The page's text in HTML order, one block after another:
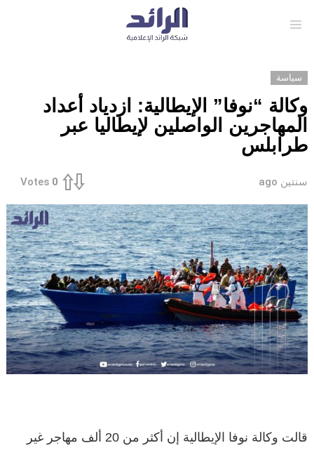
سياسة
وكالة “نوفا” الإيطالية: ازدياد أعداد
المهاجرين الواصلين لإيطاليا عبر
طرابلس
سنتين ago 0
Votes
‏قالت وكالة نوفا الإيطالية إن أكثر من 20 ألف مهاجر غير